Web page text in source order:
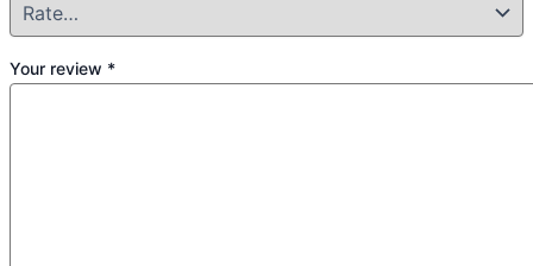
Your review *